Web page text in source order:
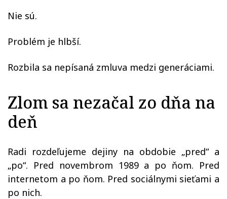
Nie sú.
Problém je hlbší.
Rozbila sa nepísaná zmluva medzi generáciami.
Zlom sa nezačal zo dňa na
deň
Radi rozdeľujeme dejiny na obdobie „pred“ a
„po“. Pred novembrom 1989 a po ňom. Pred
internetom a po ňom. Pred sociálnymi sieťami a
po nich.